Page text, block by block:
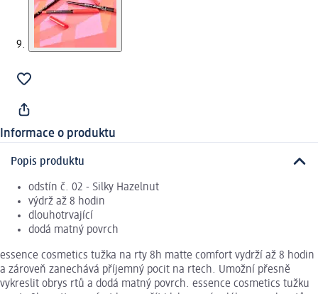
Informace o produktu
Popis produktu
odstín č. 02 - Silky Hazelnut
výdrž až 8 hodin
dlouhotrvající
dodá matný povrch
essence cosmetics tužka na rty 8h matte comfort vydrží až 8 hodin
a zároveň zanechává příjemný pocit na rtech. Umožní přesně
vykreslit obrys rtů a dodá matný povrch. essence cosmetics tužku